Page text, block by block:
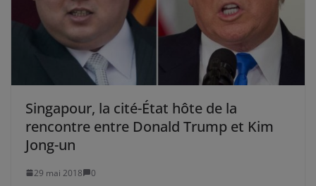
Singapour, la cité-État hôte de la
rencontre entre Donald Trump et Kim
Jong-un
29 mai 2018 0